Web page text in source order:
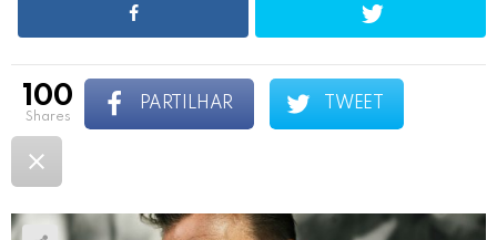
100
shares
PARTILHAR TWEET